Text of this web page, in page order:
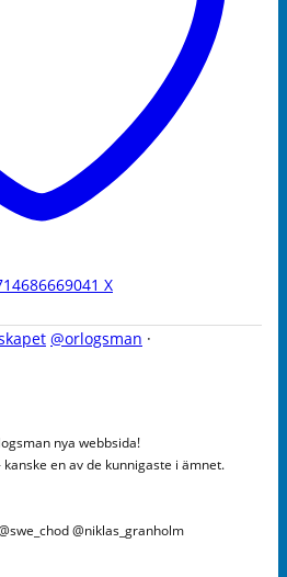
X
@orlogsman ·
nya webbsida!
en av de kunnigaste i ämnet.
@niklas_granholm